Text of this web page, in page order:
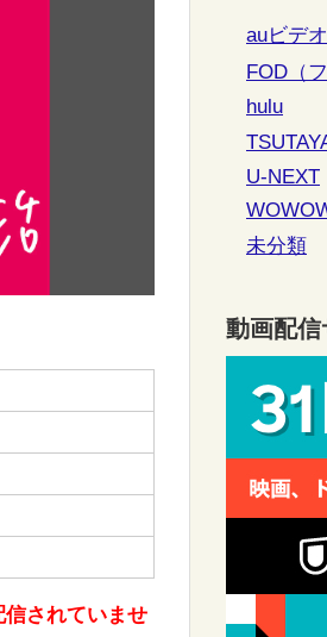
されていませ
auビデ
FOD（
hulu
U-NEXT
未分類
動画配信